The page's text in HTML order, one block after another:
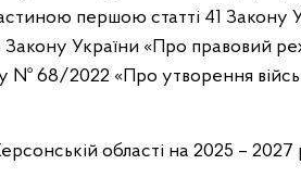
першою статті 41 Закону
Закону України «Про правовий
№ 68/2022 «Про утворення
області на 2025 – 2027